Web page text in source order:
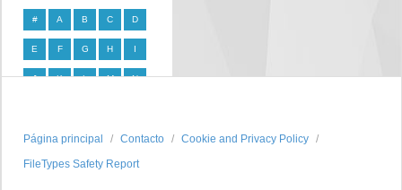
# A B C D
E F G H I
J K L M N
T U V W X
Y Z
Página principal Contacto
Cookie and Privacy Policy
FileTypes Safety Report